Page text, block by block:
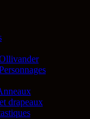
drapeaux